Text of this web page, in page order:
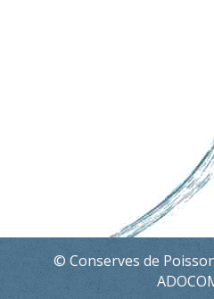
© Conserves de